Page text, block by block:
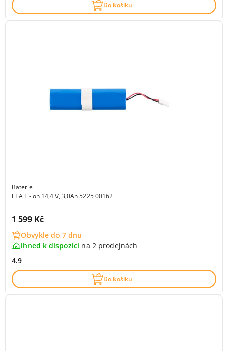
Do košíku
Baterie
ETA Li-ion 14,4 V, 3,0Ah 5225 00162
Cena s DPH:
1 599 Kč
Obvykle do 7 dnů
ihned k dispozici na 2 prodejnách
4.9
Do košíku